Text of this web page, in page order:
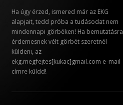
Ha úgy érzed, ismered már az EKG
alapjait, tedd próba a tudásodat nem
mindennapi görbéken! Ha bemutatásra
érdemesnek vélt görbét szeretnél
küldeni, az
ekg.megfejtes[kukac]gmail.com e-mail
címre küldd!